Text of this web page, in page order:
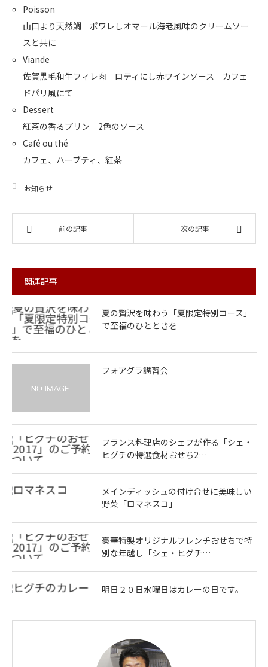
Poisson
山口より天然鯛 ポワレしオマール海老風味のクリームソー
スと共に
Viande
佐賀黒毛和牛フィレ肉 ロティにし赤ワインソース カフェ
ドパリ風にて
Dessert
紅茶の香るプリン 2色のソース
Café ou thé
カフェ、ハーブティ、紅茶
お知らせ
前の記事 次の記事
関連記事
夏の贅沢を味わう「夏限定特別コース」
で至福のひとときを
フォアグラ講習会
フランス料理店のシェフが作る「シェ・
ヒグチの特選食材おせち2…
メインディッシュの付け合せに美味しい
野菜「ロマネスコ」
豪華特製オリジナルフレンチおせちで特
別な年越し「シェ・ヒグチ…
明日２０日水曜日はカレーの日です。